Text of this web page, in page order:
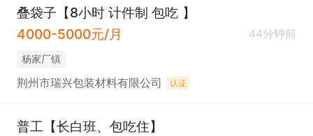
叠袋子【8小时 计件制 包吃 】
4000-5000元/月
44分钟前
杨家厂镇
荆州市瑞兴包装材料有限公司 认证
普工【长白班、包吃住】